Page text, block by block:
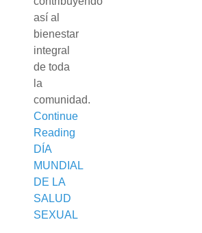
así al
bienestar
integral
de toda
la
comunidad.
Continue
Reading
DÍA
MUNDIAL
DE LA
SALUD
SEXUAL